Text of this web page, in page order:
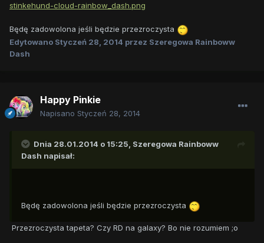
stinkehund-cloud-rainbow_dash.png
Będę zadowolona jeśli będzie przezroczysta
Edytowano Styczeń 28, 2014 przez Szeregowa Rainboww
Dash
Happy Pinkie
Napisano Styczeń 28, 2014
Dnia 28.01.2014 o 15:25, Szeregowa Rainboww
Dash napisał:
Będę zadowolona jeśli będzie przezroczysta
Przezroczysta tapeta? Czy RD na galaxy? Bo nie rozumiem ;o